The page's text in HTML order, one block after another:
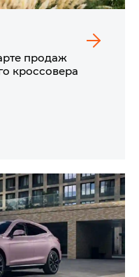
продаж
кроссовера